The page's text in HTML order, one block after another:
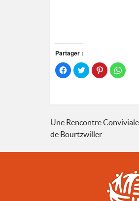
Partager :
Cliquez
pour
partager
Cliquez
pour
partager
Cliquez
pour
partager
Cliquez
pour
Navigation
de
Une Rencontre Conviviale
de Bourtzwiller